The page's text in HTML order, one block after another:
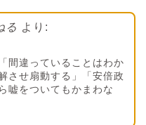
る より:
間違っていることはわか
させ扇動する」「安倍政
嘘をついてもかまわな